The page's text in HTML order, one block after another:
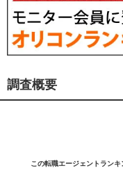
調査概要
この転職エージェントラン